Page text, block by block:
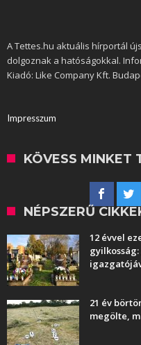
A Tettes.hu aktuális hírportál
dolgoznak a hatóságokkal.
Kiadó: Like Company Kft.
Impresszum
KÖVESS MINKET
NÉPSZERŰ
12 évvel
21 év
megölte,